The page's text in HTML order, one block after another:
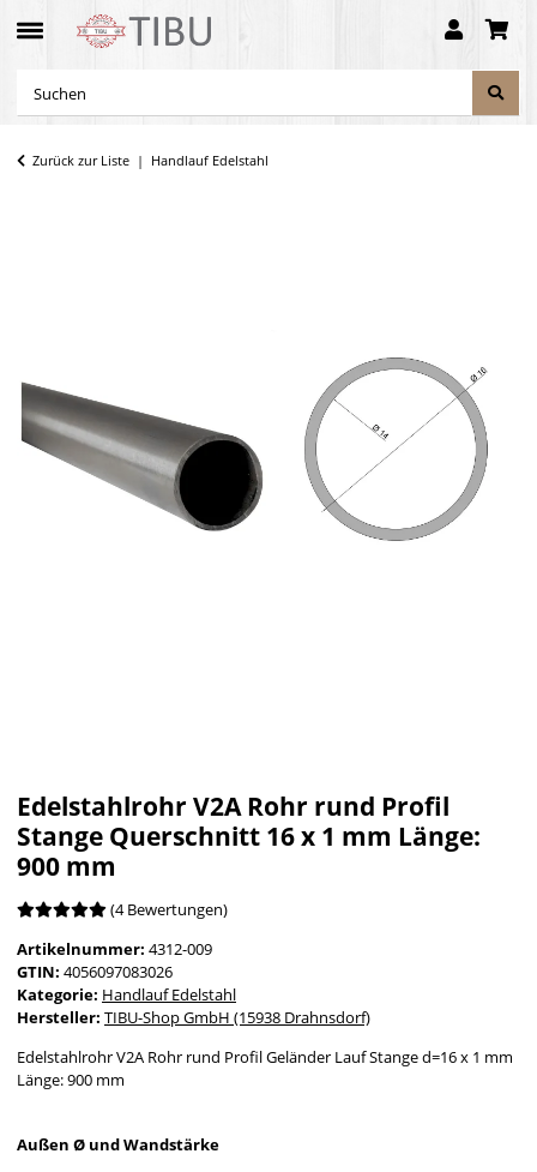
Zurück zur Liste Handlauf Edelstahl
Edelstahlrohr V2A Rohr rund Profil
Stange Querschnitt 16 x 1 mm Länge:
900 mm
(4 Bewertungen)
Artikelnummer: 4312-009
GTIN: 4056097083026
Kategorie: Handlauf Edelstahl
Hersteller: TIBU-Shop GmbH (15938 Drahnsdorf)
Edelstahlrohr V2A Rohr rund Profil Geländer Lauf Stange d=16 x 1 mm
Länge: 900 mm
Außen Ø und Wandstärke